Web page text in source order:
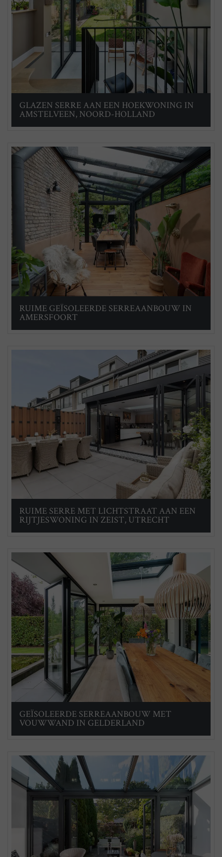
GLAZEN SERRE AAN EEN HOEKWONING IN
AMSTELVEEN, NOORD-HOLLAND
RUIME GEÏSOLEERDE SERREAANBOUW IN
AMERSFOORT
RUIME SERRE MET LICHTSTRAAT AAN EEN
RIJTJESWONING IN ZEIST, UTRECHT
GEÏSOLEERDE SERREAANBOUW MET
VOUWWAND IN GELDERLAND